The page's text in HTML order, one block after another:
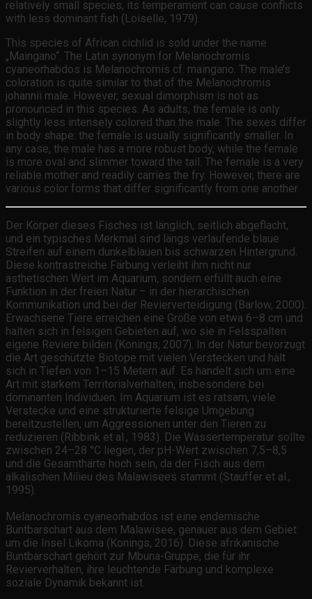
relatively small species, its temperament can cause conflicts
with less dominant fish (Loiselle, 1979).
This species of African cichlid is sold under the name
„Maingano“. The Latin synonym for Melanochromis
cyaneorhabdos is Melanochromis cf. maingano. The male’s
coloration is quite similar to that of the Melanochromis
johannii male. However, sexual dimorphism is not as
pronounced in this species. As adults, the female is only
slightly less intensely colored than the male. The sexes differ
in body shape: the female is usually significantly smaller. In
any case, the male has a more robust body, while the female
is more oval and slimmer toward the tail. The female is a very
reliable mother and readily carries the fry. However, there are
various color forms that differ significantly from one another.
Der Körper dieses Fisches ist länglich, seitlich abgeflacht,
und ein typisches Merkmal sind längs verlaufende blaue
Streifen auf einem dunkelblauen bis schwarzen Hintergrund.
Diese kontrastreiche Färbung verleiht ihm nicht nur
ästhetischen Wert im Aquarium, sondern erfüllt auch eine
Funktion in der freien Natur – in der hierarchischen
Kommunikation und bei der Revierverteidigung (Barlow, 2000).
Erwachsene Tiere erreichen eine Größe von etwa 6–8 cm und
halten sich in felsigen Gebieten auf, wo sie in Felsspalten
eigene Reviere bilden (Konings, 2007). In der Natur bevorzugt
die Art geschützte Biotope mit vielen Verstecken und hält
sich in Tiefen von 1–15 Metern auf. Es handelt sich um eine
Art mit starkem Territorialverhalten, insbesondere bei
dominanten Individuen. Im Aquarium ist es ratsam, viele
Verstecke und eine strukturierte felsige Umgebung
bereitzustellen, um Aggressionen unter den Tieren zu
reduzieren (Ribbink et al., 1983). Die Wassertemperatur sollte
zwischen 24–28 °C liegen, der pH-Wert zwischen 7,5–8,5
und die Gesamthärte hoch sein, da der Fisch aus dem
alkalischen Milieu des Malawisees stammt (Stauffer et al.,
1995).
Melanochromis cyaneorhabdos ist eine endemische
Buntbarschart aus dem Malawisee, genauer aus dem Gebiet
um die Insel Likoma (Konings, 2016). Diese afrikanische
Buntbarschart gehört zur Mbuna-Gruppe, die für ihr
Revierverhalten, ihre leuchtende Färbung und komplexe
soziale Dynamik bekannt ist.